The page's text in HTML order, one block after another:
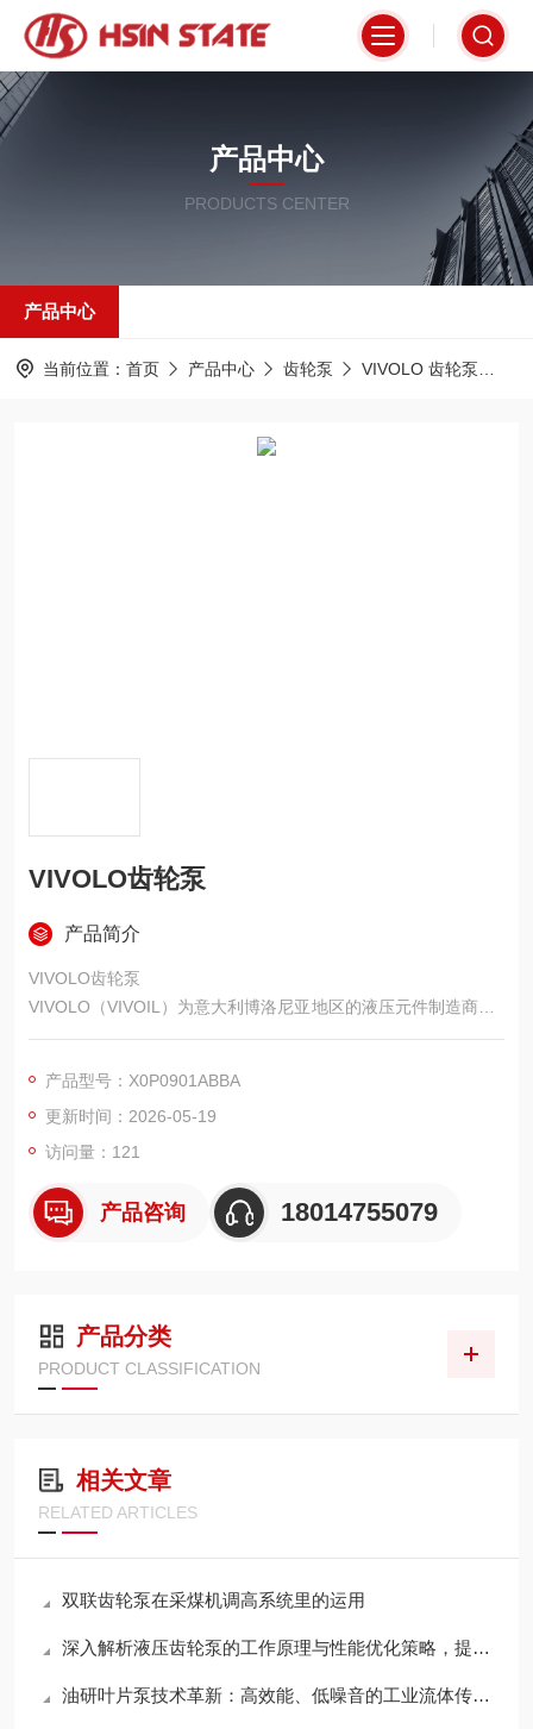
产品中心
PRODUCTS CENTER
产品中心
当前位置： 首页 产品中心 齿轮泵 VIVOLO 齿轮泵
VIVOLO齿轮泵
产品简介
VIVOLO齿轮泵
VIVOLO（VIVOIL）为意大利博洛尼亚地区的液压元件制造商，1
985 年成立，专注铝合金外啮合齿轮泵 / 马达与分流器，全系意
噪声、模块化强为特点。
产品型号：X0P0901ABBA
更新时间：2026-05-19
访问量：121
产品咨询 18014755079
产品分类
PRODUCT CLASSIFICATION
相关文章
RELATED ARTICLES
双联齿轮泵在采煤机调高系统里的运用
深入解析液压齿轮泵的工作原理与性能优化策略，提升液压系统效率
油研叶片泵技术革新：高效能、低噪音的工业流体传动解决方案探索